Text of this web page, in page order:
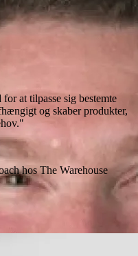
at tilpasse sig bestemte
og skaber produkter,
hos The Warehouse